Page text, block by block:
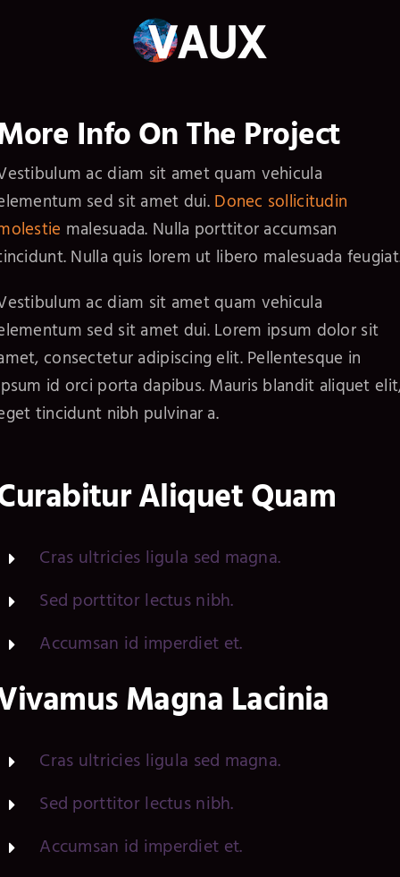
Info On The Project
ac diam sit amet quam vehicula
sed sit amet dui. Donec sollicitudin
malesuada. Nulla porttitor accumsan
Nulla quis lorem ut libero malesuada
ac diam sit amet quam vehicula
sed sit amet dui. Lorem ipsum dolor sit
consectetur adipiscing elit. Pellentesque in
id orci porta dapibus. Mauris blandit aliquet
tincidunt nibh pulvinar a.
Aliquet Quam
Cras ultricies ligula sed magna.
Sed porttitor lectus nibh.
Accumsan id imperdiet et.
Magna Lacinia
Cras ultricies ligula sed magna.
Sed porttitor lectus nibh.
Accumsan id imperdiet et.